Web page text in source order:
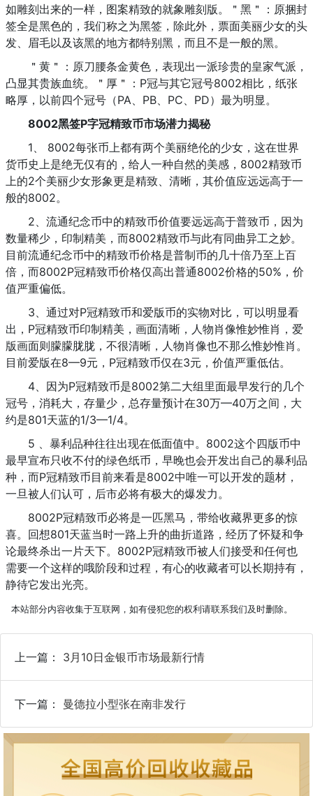
如雕刻出来的一样，图案精致的就象雕刻版。＂黑＂：原捆封
签全是黑色的，我们称之为黑签，除此外，票面美丽少女的头
发、眉毛以及该黑的地方都特别黑，而且不是一般的黑。
＂黄＂：原刀腰条金黄色，表现出一派珍贵的皇家气派，
凸显其贵族血统。＂厚＂：P冠与其它冠号8002相比，纸张
略厚，以前四个冠号（PA、PB、PC、PD）最为明显。
8002黑签P字冠精致币市场潜力揭秘
1、 8002每张币上都有两个美丽绝伦的少女，这在世界
货币史上是绝无仅有的，给人一种自然的美感，8002精致币
上的2个美丽少女形象更是精致、清晰，其价值应远远高于一
般的8002。
2、流通纪念币中的精致币价值要远远高于普致币，因为
数量稀少，印制精美，而8002精致币与此有同曲异工之妙。
目前流通纪念币中的精致币价格是普制币的几十倍乃至上百
倍，而8002P冠精致币价格仅高出普通8002价格的50%，价
值严重偏低。
3、通过对P冠精致币和爱版币的实物对比，可以明显看
出，P冠精致币印制精美，画面清晰，人物肖像惟妙惟肖，爱
版画面则朦朦胧胧，不很清晰，人物肖像也不那么惟妙惟肖。
目前爱版在8—9元，P冠精致币仅在3元，价值严重低估。
4、因为P冠精致币是8002第二大组里面最早发行的几个
冠号，消耗大，存量少，总存量预计在30万—40万之间，大
约是801天蓝的1/3—1/4。
5 、暴利品种往往出现在低面值中。8002这个四版币中
最早宣布只收不付的绿色纸币，早晚也会开发出自己的暴利品
种，而P冠精致币目前来看是8002中唯一可以开发的题材，
一旦被人们认可，后市必将有极大的爆发力。
8002P冠精致币必将是一匹黑马，带给收藏界更多的惊
喜。回想801天蓝当时一路上升的曲折道路，经历了怀疑和争
论最终杀出一片天下。8002P冠精致币被人们接受和任何也
需要一个这样的哦阶段和过程，有心的收藏者可以长期持有，
静待它发出光亮。
本站部分内容收集于互联网，如有侵犯您的权利请联系我们及时删除。
上一篇： 3月10日金银币市场最新行情
下一篇： 曼德拉小型张在南非发行